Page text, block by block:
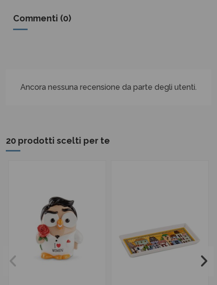
Commenti (0)
Ancora nessuna recensione da parte degli utenti.
20 prodotti scelti per te